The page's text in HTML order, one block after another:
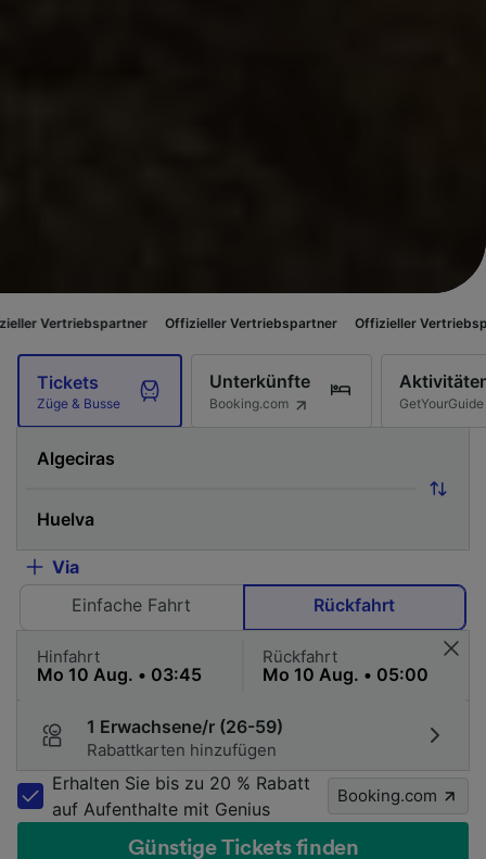
Offizieller Vertriebspartner Offizieller Vertriebspartner
Tickets
Züge & Busse
Unterkünfte
Booking.com GetYourGuide
Via
Einfache Fahrt
Rückfahrt
Hinfahrt Rückfahrt
1 Erwachsene/r (26-59)
Rabattkarten hinzufügen
Erhalten Sie bis zu 20 % Rabatt
auf Aufenthalte mit Genius
Booking.com
Günstige Tickets finden